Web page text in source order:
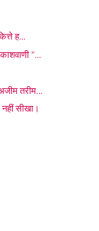
ह...
"...
तरीम...
सीखा।